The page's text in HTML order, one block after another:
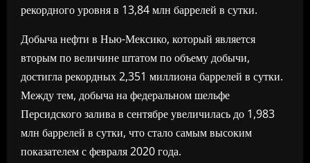
рекордного уровня в 13,84 млн баррелей в сутки.
Добыча нефти в Нью-Мексико, который является
вторым по величине штатом по объему добычи,
достигла рекордных 2,351 миллиона баррелей в сутки.
Между тем, добыча на федеральном шельфе
Персидского залива в сентябре увеличилась до 1,983
млн баррелей в сутки, что стало самым высоким
показателем с февраля 2020 года.